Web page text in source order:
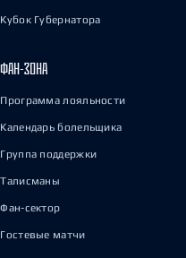
Кубок Губернатора
ФАН-ЗОНА
Программа лояльности
Календарь болельщика
Группа поддержки
Талисманы
Фан-сектор
Гостевые матчи